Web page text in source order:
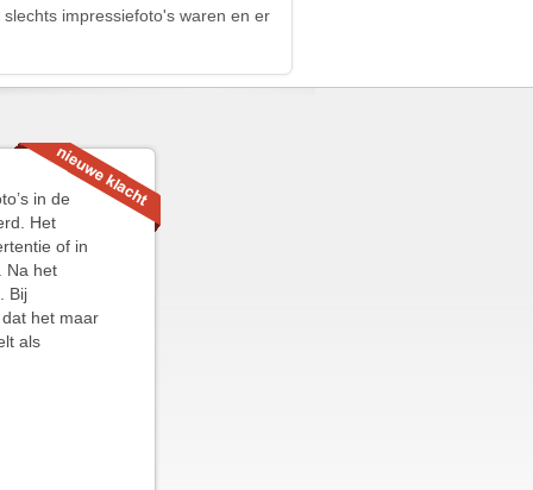
impressiefoto's waren en er
in de
Het
of in
Na het
Bij
het maar
als